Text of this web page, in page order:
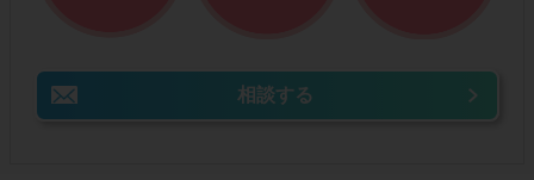
相談する